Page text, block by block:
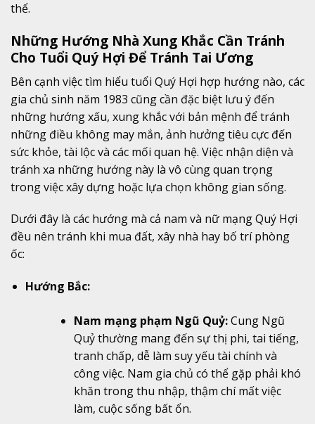
thể.
Những Hướng Nhà Xung Khắc Cần Tránh
Cho Tuổi Quý Hợi Để Tránh Tai Ương
Bên cạnh việc tìm hiểu tuổi Quý Hợi hợp hướng nào, các
gia chủ sinh năm 1983 cũng cần đặc biệt lưu ý đến
những hướng xấu, xung khắc với bản mệnh để tránh
những điều không may mắn, ảnh hưởng tiêu cực đến
sức khỏe, tài lộc và các mối quan hệ. Việc nhận diện và
tránh xa những hướng này là vô cùng quan trọng
trong việc xây dựng hoặc lựa chọn không gian sống.
Dưới đây là các hướng mà cả nam và nữ mạng Quý Hợi
đều nên tránh khi mua đất, xây nhà hay bố trí phòng
ốc:
Hướng Bắc:
Nam mạng phạm Ngũ Quỷ:Cung Ngũ
Quỷ thường mang đến sự thị phi, tai tiếng,
tranh chấp, dễ làm suy yếu tài chính và
công việc. Nam gia chủ có thể gặp phải khó
khăn trong thu nhập, thậm chí mất việc
làm, cuộc sống bất ổn.